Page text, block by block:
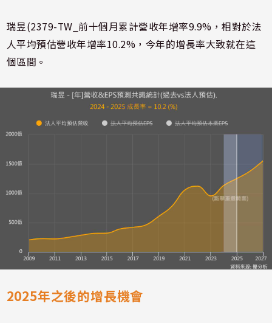
瑞昱(2379-TW_前十個月累計營收年增率9.9%，相對於法
人平均預估營收年增率10.2%，今年的增長率大致就在這
個區間。
2025年之後的增長機會